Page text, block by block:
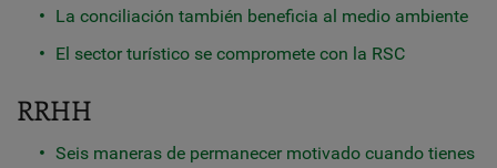
La conciliación también beneficia al medio ambiente
El sector turístico se compromete con la RSC
RRHH
Seis maneras de permanecer motivado cuando tienes